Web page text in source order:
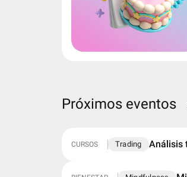
Próximos eventos
CURSOS Trading Análisis